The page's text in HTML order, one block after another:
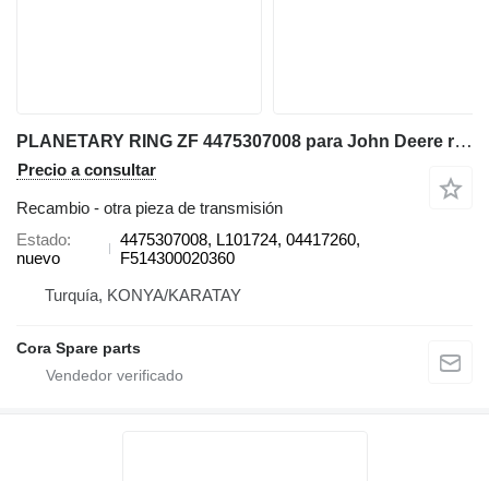
PLANETARY RING ZF 4475307008 para John Deere retroexcavadora
Precio a consultar
Recambio - otra pieza de transmisión
Estado
nuevo
4475307008, L101724, 04417260,
F514300020360
Turquía, KONYA/KARATAY
Cora Spare parts